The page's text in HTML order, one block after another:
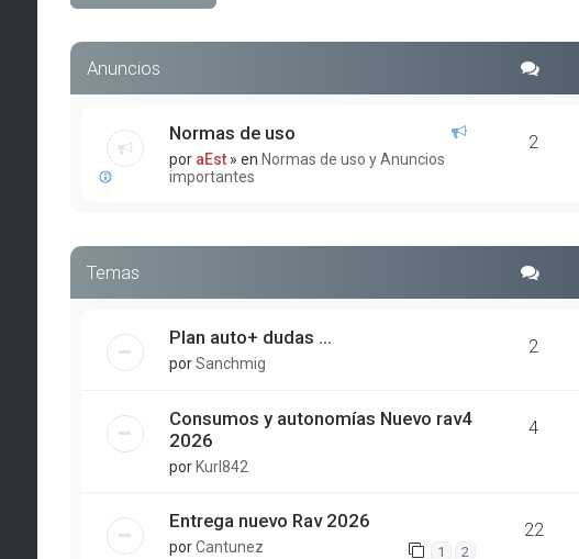
Anuncios
Normas de uso
por aEst » en Normas de uso y Anuncios
importantes
2
Temas
Plan auto+ dudas ...
porSanchmig
2
Consumos y autonomías Nuevo rav4
2026
por Kurl842
4
Entrega nuevo Rav 2026
porCantunez 1 2
22